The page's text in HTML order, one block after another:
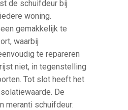
de schuifdeur bij
woning.
gemakkelijk te
waarbij
te repareren
niet, in tegenstelling
Tot slot heeft het
De
meranti schuifdeur: